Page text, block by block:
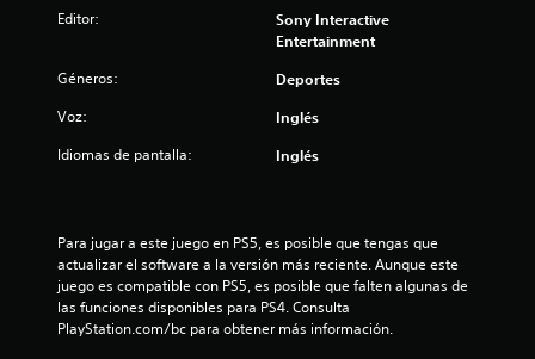
s
Editor:
Sony Interactive
Entertainment
Géneros: Deportes
Voz: Inglés
Idiomas de pantalla: Inglés
Para jugar a este juego en PS5, es posible que tengas que
actualizar el software a la versión más reciente. Aunque este
juego es compatible con PS5, es posible que falten algunas de
las funciones disponibles para PS4. Consulta
PlayStation.com/bc para obtener más información.